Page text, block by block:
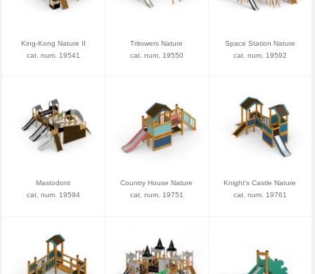
King-Kong Nature II
cat. num. 19541
Tritowers Nature
cat. num. 19550
Space Station Nature
cat. num. 19592
Mastodont
cat. num. 19594
Country House Nature
cat. num. 19751
Knight's Castle Nature
cat. num. 19761